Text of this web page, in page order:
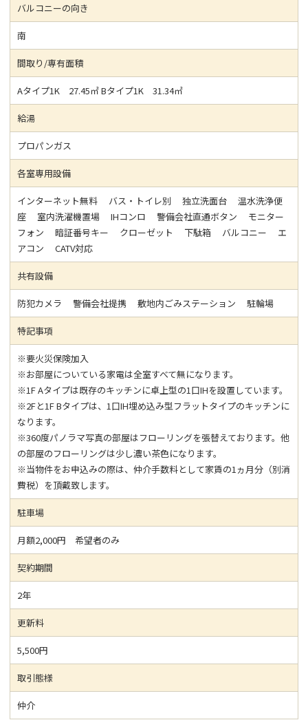
バルコニーの向き
南
間取り/専有面積
Aタイプ1K 27.45㎡ Bタイプ1K 31.34㎡
給湯
プロパンガス
各室専用設備
インターネット無料 バス・トイレ別 独立洗面台 温水洗浄便
座 室内洗濯機置場 IHコンロ 警備会社直通ボタン モニター
フォン 暗証番号キー クローゼット 下駄箱 バルコニー エ
アコン CATV対応
共有設備
防犯カメラ 警備会社提携 敷地内ごみステーション 駐輪場
特記事項
※要火災保険加入
※お部屋についている家電は全室すべて無になります。
※1F Aタイプは既存のキッチンに卓上型の1口IHを設置しています。
※2Fと1F Bタイプは、1口IH埋め込み型フラットタイプのキッチンに
なります。
※360度パノラマ写真の部屋はフローリングを張替えております。他
の部屋のフローリングは少し濃い茶色になります。
※当物件をお申込みの際は、仲介手数料として家賃の1ヵ月分（別消
費税）を頂戴致します。
駐車場
月額2,000円 希望者のみ
契約期間
2年
更新料
5,500円
取引態様
仲介